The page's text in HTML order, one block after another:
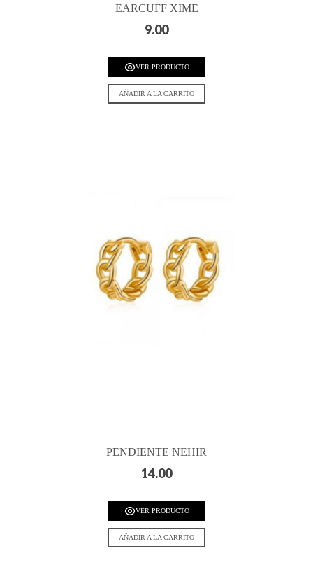
EARCUFF XIME
9.00
VER PRODUCTO
AÑADIR A LA CARRITO
PENDIENTE NEHIR
14.00
VER PRODUCTO
AÑADIR A LA CARRITO